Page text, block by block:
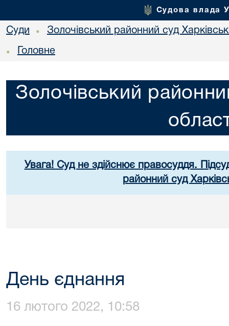
Судова влада
Суди • Золочівський районний суд
• Головне
Золочівський
Увага! Суд не здійснює правосуддя.
районний суд
День єднання
16 лютого 2022, 10:58